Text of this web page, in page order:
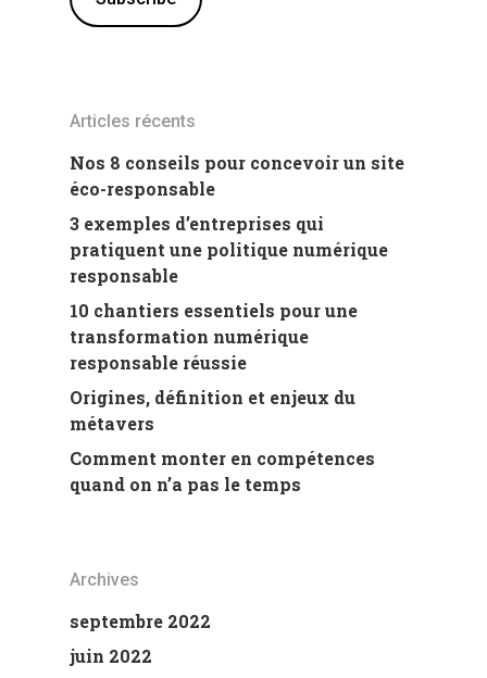
Articles récents
Nos 8 conseils pour concevoir un site
éco-responsable
3 exemples d’entreprises qui
pratiquent une politique numérique
responsable
10 chantiers essentiels pour une
transformation numérique
responsable réussie
Origines, définition et enjeux du
métavers
Comment monter en compétences
quand on n’a pas le temps
Archives
septembre 2022
juin 2022